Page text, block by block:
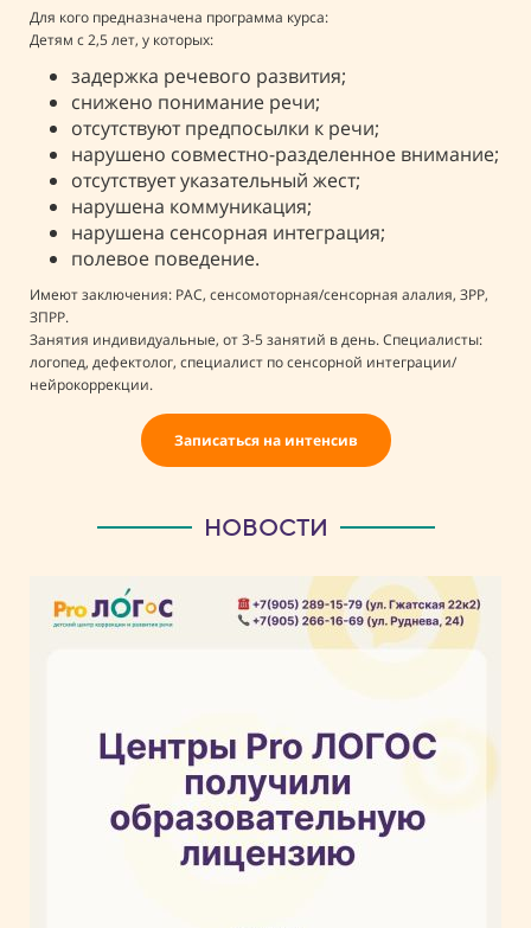
Для кого предназначена программа курса:
Детям с 2,5 лет, у которых:
задержка речевого развития;
снижено понимание речи;
отсутствуют предпосылки к речи;
нарушено совместно-разделенное внимание;
отсутствует указательный жест;
нарушена коммуникация;
нарушена сенсорная интеграция;
полевое поведение.
Имеют заключения: РАС, сенсомоторная/сенсорная алалия, ЗРР,
ЗПРР.
Занятия индивидуальные, от 3-5 занятий в день. Специалисты:
логопед, дефектолог, специалист по сенсорной интеграции/
нейрокоррекции.
Для кого предназначена программа курса:
Детям с 2,5 лет, у которых:
трудности планирования речи;
замена и перестановка слогов внутри слова;
речь неразборчива и малопонятна
окружающим;
понимание речи в норме или снижено;
присутствует моторная неловкость;
плохая координация.
Имеют заключения: моторная алалия, ЗРР, ЗПРР, ОНР (2 или 3
уровень речевого развития).
Занятия индивидуальные, от 3-5 занятий в день. Специалисты:
логопед, дефектолог, нейропсихолог.
Для кого предназначена программа курса:
Детям 5-9 лет, у которых:
снижена речеслуховая память;
проблемы с усвоением школьной
программы;
присутствует гиперактивность;
ошибки на письме;
неразборчивый почерк;
проблемы саморегуляции.
Специалисты: логопед, дефектолог, нейропсихолог.
Записаться на интенсив
НОВОСТИ